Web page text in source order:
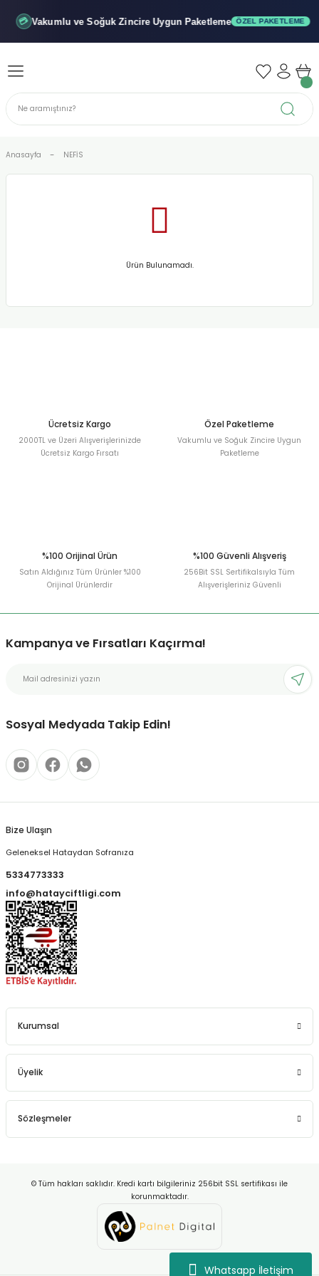
Whatsapp İletişim
💳 Vakumlu ve SoğukZincire Uygun Paketleme ÖZEL PAKETLEME
Geri Dön
Geri Dön
Geri Dön
Anasayfa NEFİS
Ürün Bulunamadı.
Ücretsiz Kargo
2000TL ve Üzeri Alışverişlerinizde
Ücretsiz Kargo Fırsatı
Özel Paketleme
Vakumlu ve Soğuk Zincire Uygun
Paketleme
%100 Orijinal Ürün
Satın Aldığınız Tüm Ürünler %100
Orijinal Ürünlerdir
%100 Güvenli Alışveriş
256Bit SSL Sertifikalsıyla Tüm
Alışverişleriniz Güvenli
Kampanya ve Fırsatları Kaçırma!
Sosyal Medyada Takip Edin!
Bize Ulaşın
Geleneksel Hataydan Sofranıza
5334773333
info@hatayciftligi.com
Kurumsal
Üyelik
Sözleşmeler
© Tüm hakları saklıdır. Kredi kartı bilgileriniz 256bit SSL sertifikası ile
korunmaktadır.